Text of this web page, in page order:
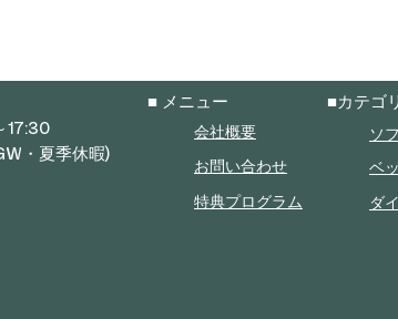
・夏季休暇)
■ メニュー
会社概要
お問い合わせ
特典プログラム
■カテゴ
ソ
ベ
ダ